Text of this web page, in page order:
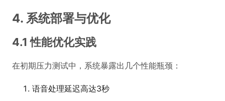
4. 系统部署与优化
4.1 性能优化实践
在初期压力测试中，系统暴露出几个性能瓶颈：
语音处理延迟高达3秒